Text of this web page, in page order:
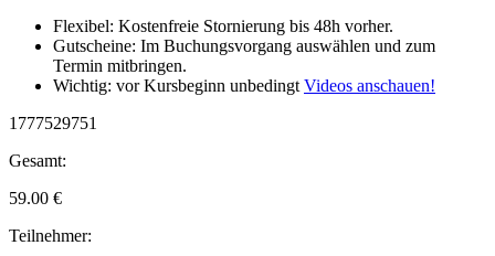
Flexibel: Kostenfreie Stornierung bis 48h vorher.
Gutscheine: Im Buchungsvorgang auswählen und zum
Termin mitbringen.
Wichtig: vor Kursbeginn unbedingt Videos anschauen!
1777529751
Gesamt:
59.00 €
Teilnehmer: